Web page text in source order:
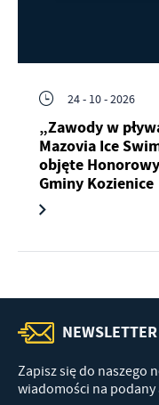
24 - 10 - 2026
„Zawody w
Mazovia Ice
objęte
Gminy Kozienice
NEWSLETTER
Zapisz się do naszego
wiadomości na podany